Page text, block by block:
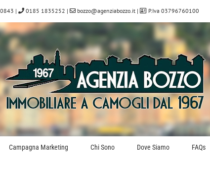
| 0185 1835252 | bozzo@agenziabozzo.it | P.Iva 03796760100
Campagna Marketing Chi Sono Dove Siamo FAQs